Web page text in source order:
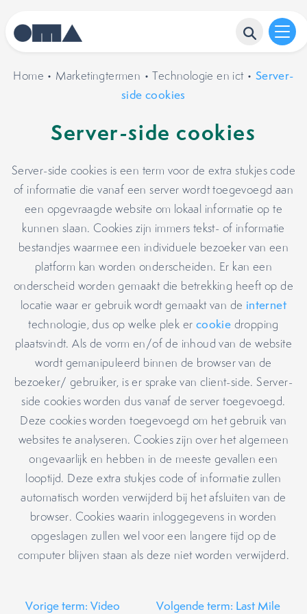
Home • Marketingtermen •Technologie en ict• Server-
side cookies
Server-side cookies
Server-side cookies is een term voor de extra stukjes code
of informatie die vanaf een server wordt toegevoegd aan
een opgevraagde website om lokaal informatie op te
kunnen slaan. Cookies zijn immers tekst- of informatie
bestandjes waarmee een individuele bezoeker van een
platform kan worden onderscheiden. Er kan een
onderscheid worden gemaakt die betrekking heeft op de
locatie waar er gebruik wordt gemaakt van de internet
technologie, dus op welke plek er cookie dropping
plaatsvindt. Als de vorm en/of de inhoud van de website
wordt gemanipuleerd binnen de browser van de
bezoeker/ gebruiker, is er sprake van client-side. Server-
side cookies worden dus vanaf de server toegevoegd.
Deze cookies worden toegevoegd om het gebruik van
websites te analyseren. Cookies zijn over het algemeen
ongevaarlijk en hebben in de meeste gevallen een
looptijd. Deze extra stukjes code of informatie zullen
automatisch worden verwijderd bij het afsluiten van de
browser. Cookies waarin inloggegevens in worden
opgeslagen zullen wel voor een langere tijd op de
computer blijven staan als deze niet worden verwijderd.
Vorige term: Video
Volgende term: Last Mile